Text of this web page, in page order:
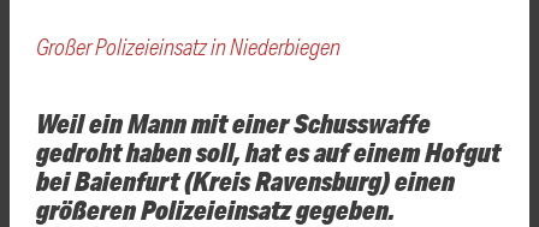
Großer Polizeieinsatz in Niederbiegen
Weil ein Mann mit einer Schusswaffe
gedroht haben soll, hat es auf einem Hofgut
bei Baienfurt (Kreis Ravensburg) einen
größeren Polizeieinsatz gegeben.